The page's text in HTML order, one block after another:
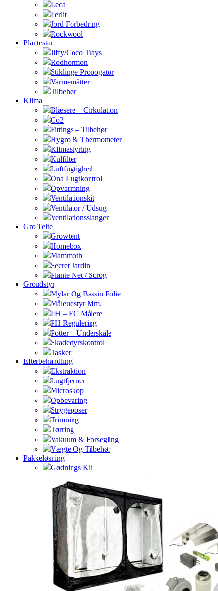
Leca
Perlit
Jord Forbedring
Rockwool
Plantestart
Jiffy/Coco Trays
Rodhormon
Stiklinge Propogator
Varmemåtter
Tilbehør
Klima
Blæsere – Cirkulation
Co2
Fittings – Tilbehør
Hygro & Thermometer
Klimastyring
Kulfilter
Luftfugtighed
Ona Lugtkontrol
Opvarmning
Ventilationskit
Ventilator / Udsug
Ventilationsslanger
Gro Telte
Growtent
Homebox
Mammoth
Secret Jardin
Plante Net / Scrog
Groudstyr
Mylar Og Bassin Folie
Måleudstyr Mm.
PH – EC Målere
PH Regulering
Potter – Underskåle
Skadedyrskontrol
Tasker
Efterbehandling
Ekstraktion
Lugtfjerner
Microskop
Opbevaring
Strygeposer
Trimning
Tørring
Vakuum & Forsegling
Vægte Og Tilbehør
Pakkeløsning
Gødnings Kit